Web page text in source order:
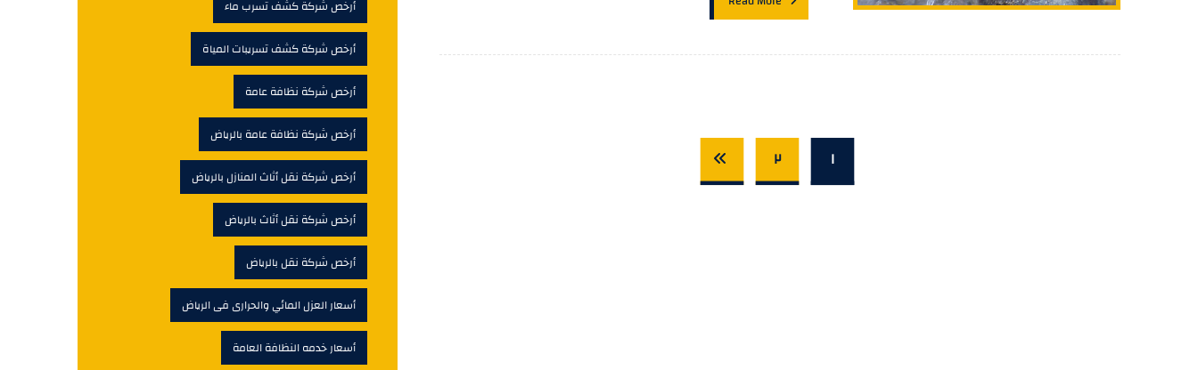
١ ٢
أرخص شركة كشف تسرب ماء
أرخص شركة كشف تسريبات المياة
أرخص شركة نظافة عامة
أرخص شركة نظافة عامة بالرياض
أرخص شركة نقل أثاث المنازل بالرياض
أرخص شركة نقل أثاث بالرياض
أرخص شركة نقل بالرياض
أسعار العزل المائي والحرارى فى الرياض
أسعار خدمه النظافة العامة